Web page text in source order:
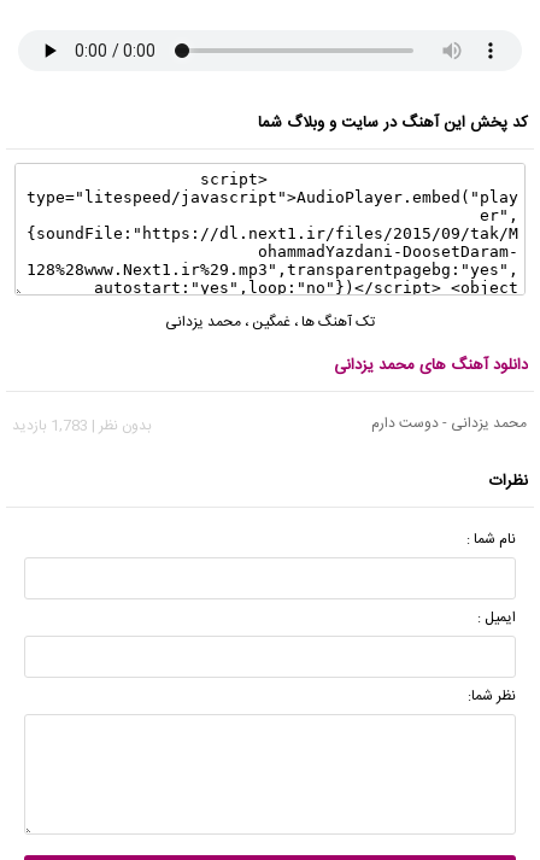
کد پخش این آهنگ در سایت و وبلاگ شما
تک آهنگ ها، غمگین ، محمد یزدانی
دانلود آهنگ های محمد یزدانی
محمد یزدانی - دوست دارم بدون نظر | 1,783 بازدید
نظرات
نام شما :
ایمیل :
نظر شما: